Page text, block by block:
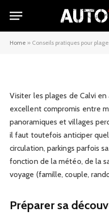
Home » Conseils pratiques pour
Conseils
de calvi
Visiter les plages de Calvi en
excellent compromis entre
panoramiques et villages
il faut toutefois anticiper
circulation, parkings parfois
fonction de la météo, de la
voyage (famille, couple,
Préparer sa